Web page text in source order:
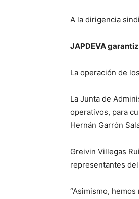
A la dirigencia
JAPDEVA
La operación de
La Junta de
operativos, para
Hernán Garrón
Greivin Villegas
representantes
“Asimismo,